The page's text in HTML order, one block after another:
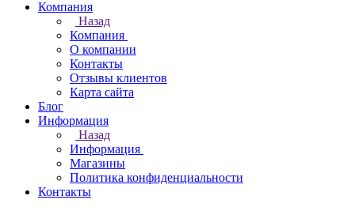
Компания
Назад
Компания
О компании
Контакты
Отзывы клиентов
Карта сайта
Блог
Информация
Назад
Информация
Магазины
Политика конфиденциальности
Контакты